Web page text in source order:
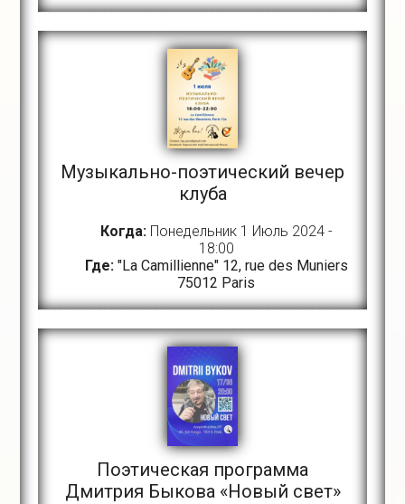
Музыкально-поэтический вечер
клуба
Когда:Понедельник 1 Июль 2024 -
18:00
Где: "La Camillienne" 12, rue des Muniers
75012 Paris
Поэтическая программа
Дмитрия Быкова «Новый свет»